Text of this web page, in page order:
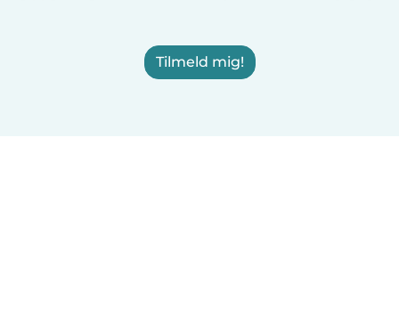
Tilmeld mig!